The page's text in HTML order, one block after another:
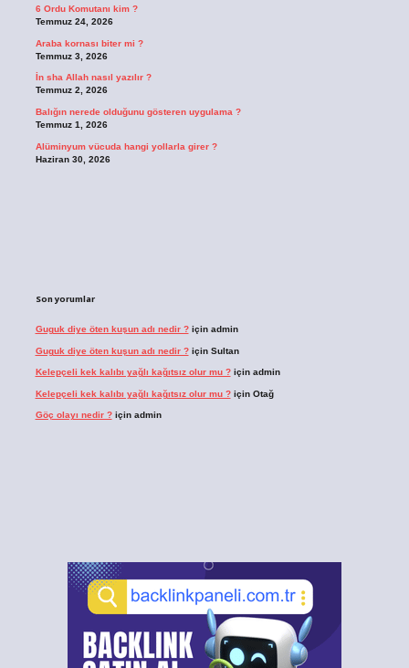
6 Ordu Komutanı kim ?
Temmuz 24, 2026
Araba kornası biter mi ?
Temmuz 3, 2026
İn sha Allah nasıl yazılır ?
Temmuz 2, 2026
Balığın nerede olduğunu gösteren uygulama ?
Temmuz 1, 2026
Alüminyum vücuda hangi yollarla girer ?
Haziran 30, 2026
Son yorumlar
Guguk diye öten kuşun adı nedir ?için admin
Guguk diye öten kuşun adı nedir ?için Sultan
Kelepçeli kek kalıbı yağlı kağıtsız olur mu ?için admin
Kelepçeli kek kalıbı yağlı kağıtsız olur mu ?için Otağ
Göç olayı nedir ?için admin